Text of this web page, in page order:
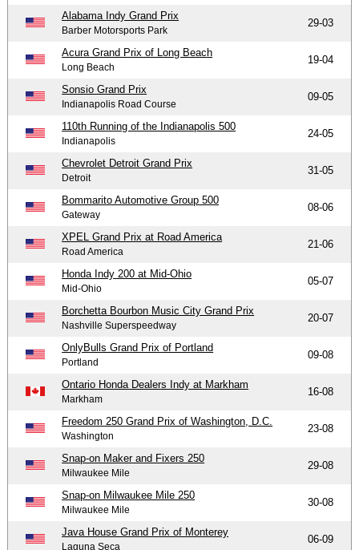
Alabama Indy Grand Prix
Barber Motorsports Park
29-03
Acura Grand Prix of Long Beach
Long Beach
19-04
Sonsio Grand Prix
Indianapolis Road Course
09-05
110th Running of the Indianapolis 500
Indianapolis
24-05
Chevrolet Detroit Grand Prix
Detroit
31-05
Bommarito Automotive Group 500
Gateway
08-06
XPEL Grand Prix at Road America
Road America
21-06
Honda Indy 200 at Mid-Ohio
Mid-Ohio
05-07
Borchetta Bourbon Music City Grand Prix
Nashville Superspeedway
20-07
OnlyBulls Grand Prix of Portland
Portland
09-08
Ontario Honda Dealers Indy at Markham
Markham
16-08
Freedom 250 Grand Prix of Washington, D.C.
Washington
23-08
Snap-on Maker and Fixers 250
Milwaukee Mile
29-08
Snap-on Milwaukee Mile 250
Milwaukee Mile
30-08
Java House Grand Prix of Monterey
Laguna Seca
06-09